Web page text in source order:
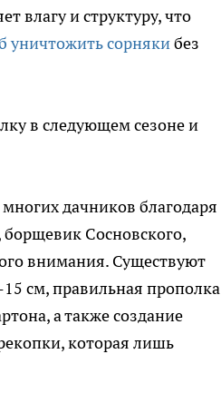
влагу и структуру, что
уничтожить сорнякибез
в следующем сезоне и
дачников благодаря
Сосновского,
внимания. Существуют
см, правильная прополка
а также создание
которая лишь